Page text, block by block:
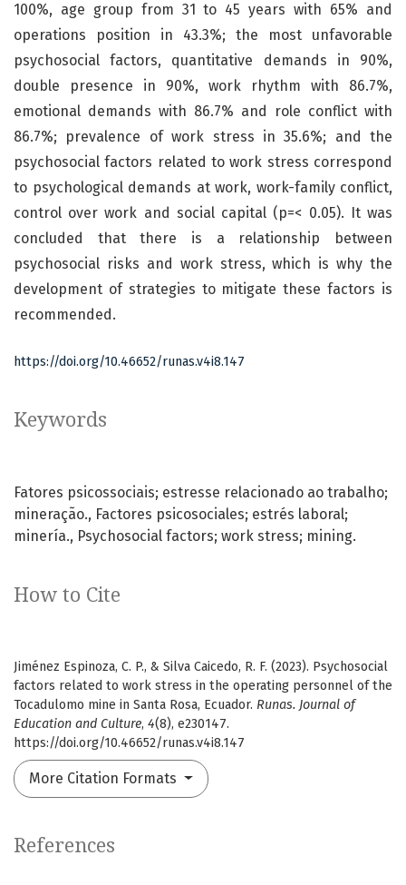
Keywords
Fatores psicossociais; estresse relacionado ao trabalho;
mineração.
Factores psicosociales; estrés laboral;
minería.
Psychosocial factors; work stress; mining.
How to Cite
Jiménez Espinoza, C. P., & Silva Caicedo, R. F. (2023). Psychosocial
factors related to work stress in the operating personnel of the
Tocadulomo mine in Santa Rosa, Ecuador. Runas. Journal of
Education and Culture, 4(8), e230147.
https://doi.org/10.46652/runas.v4i8.147
More Citation Formats
100%, age group from 31 to 45 years with 65% and
operations position in 43.3%; the most unfavorable
psychosocial factors, quantitative demands in 90%,
double presence in 90%, work rhythm with 86.7%,
emotional demands with 86.7% and role conflict with
86.7%; prevalence of work stress in 35.6%; and the
psychosocial factors related to work stress correspond
to psychological demands at work, work-family conflict,
control over work and social capital (p=< 0.05). It was
concluded that there is a relationship between
psychosocial risks and work stress, which is why the
development of strategies to mitigate these factors is
recommended.
https://doi.org/10.46652/runas.v4i8.147
References